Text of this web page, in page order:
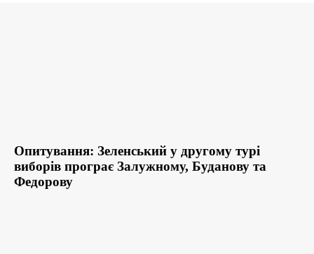
Опитування: Зеленський у другому турі
виборів програє Залужному, Буданову та
Федорову